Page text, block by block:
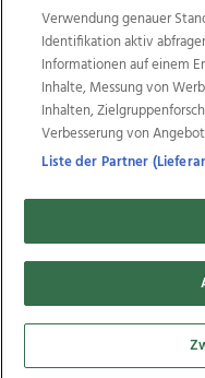
Weitere
TV1 di-mog-i.at
Life Radio
OÖN Karriere
Regionaljobs
Copyrights ©
Cookie
Verwendung genauer
Identifikation aktiv
Informationen auf einem
Inhalte, Messung von
Inhalten,
Verbesserung von
Liste der Partner